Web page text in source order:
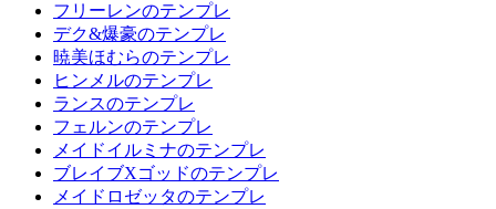
フリーレンのテンプレ
デク&爆豪のテンプレ
暁美ほむらのテンプレ
ヒンメルのテンプレ
ランスのテンプレ
フェルンのテンプレ
メイドイルミナのテンプレ
ブレイブXゴッドのテンプレ
メイドロゼッタのテンプレ